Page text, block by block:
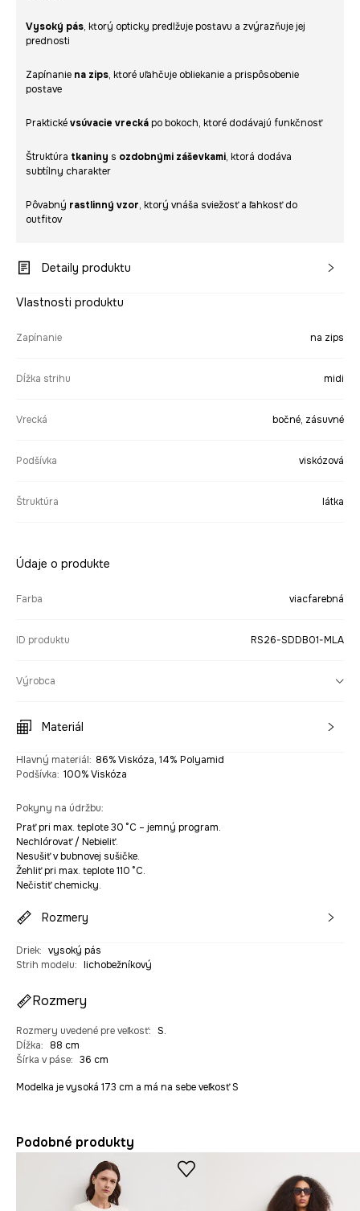
Vysoký pás, ktorý opticky predlžuje postavu a zvýrazňuje jej
prednosti
Zapínanie na zips, ktoré uľahčuje obliekanie a prispôsobenie
postave
Praktickévsúvacie vrecká po bokoch, ktoré dodávajú funkčnosť
Štruktúra tkaniny s ozdobnými záševkami, ktorá dodáva
subtílny charakter
Pôvabný rastlinný vzor, ktorý vnáša sviežosť a ľahkosť do
outfitov
Detaily produktu
Vlastnosti produktu
Zapínanie na zips
Dĺžka strihu midi
Vrecká bočné, zásuvné
Podšívka viskózová
Štruktúra látka
Údaje o produkte
Farba viacfarebná
ID produktu RS26-SDDB01-MLA
Výrobca
Materiál
Hlavný materiál: 86% Viskóza, 14% Polyamid
Podšívka: 100% Viskóza
Pokyny na údržbu:
Prať pri max. teplote 30 °C – jemný program.
Nechlórovať / Nebieliť.
Nesušiť v bubnovej sušičke.
Žehliť pri max. teplote 110 °C.
Nečistiť chemicky.
Rozmery
Driek: vysoký pás
Strih modelu: lichobežníkový
Rozmery
Rozmery uvedené pre veľkosť: S.
Dĺžka:
88 cm
Šírka v páse: 36 cm
Modelka je vysoká 173 cm a má na sebe veľkosť S
Podobné produkty